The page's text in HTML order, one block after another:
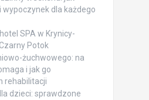
dla każdego
SPA w Krynicy-
Potok
żuchwowego: na
i jak go
rehabilitacji
dzieci: sprawdzone